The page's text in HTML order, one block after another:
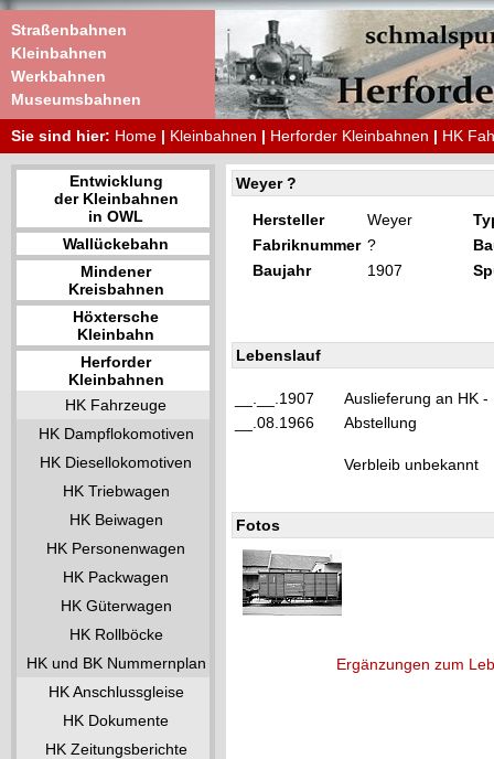
Straßenbahnen
Kleinbahnen
Werkbahnen
Museumsbahnen
Sie sind hier: Home | Kleinbahnen | Herforder Kleinbahnen | HK
Entwicklung
der Kleinbahnen
in OWL
Wallückebahn
Mindener
Kreisbahnen
Höxtersche
Kleinbahn
Herforder
Kleinbahnen
HK Fahrzeuge
HK Dampflokomotiven
HK Diesellokomotiven
HK Triebwagen
HK Beiwagen
HK Personenwagen
HK Packwagen
HK Güterwagen
HK Rollböcke
HK und BK Nummernplan
HK Anschlussgleise
HK Dokumente
HK Zeitungsberichte
Weyer ?
Hersteller Weyer
Fabriknummer ?
Baujahr
1907
Lebenslauf
__.__.1907
Auslieferung an HK
__.08.1966
Abstellung
Verbleib unbekannt
Fotos
Ergänzungen zum